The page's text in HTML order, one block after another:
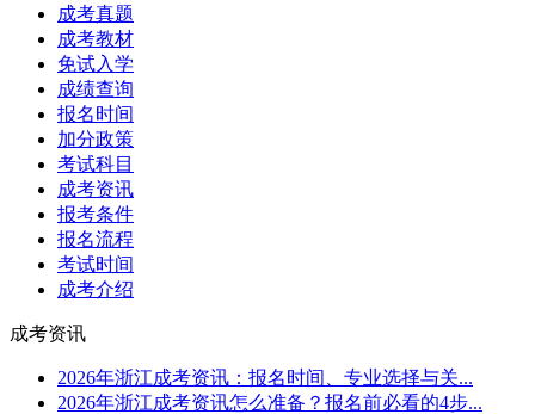
成考真题
成考教材
免试入学
成绩查询
报名时间
加分政策
考试科目
成考资讯
报考条件
报名流程
考试时间
成考介绍
成考资讯
2026年浙江成考资讯：报名时间、专业选择与关...
2026年浙江成考资讯怎么准备？报名前必看的4步...